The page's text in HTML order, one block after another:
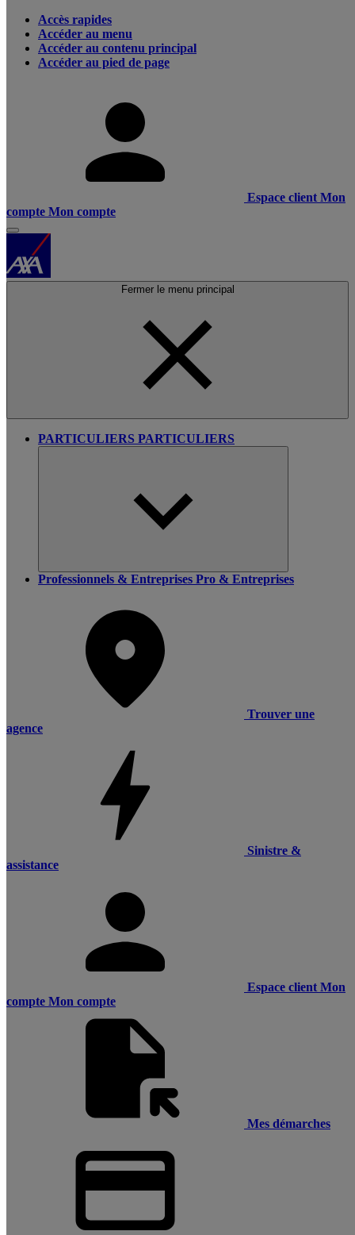
Accès rapides
Accéder au menu
Accéder au contenu principal
Accéder au pied de page
Espace client Mon
compte Mon compte
Fermer le menu principal
PARTICULIERS PARTICULIERS
Professionnels & Entreprises Pro & Entreprises
Trouver une
agence
Sinistre &
assistance
Espace client Mon
compte Mon compte
Mes démarches